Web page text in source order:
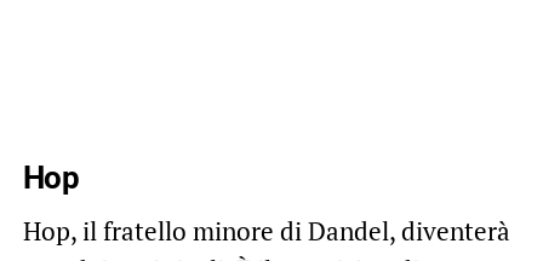
Hop
Hop, il fratello minore di Dandel, diventerà